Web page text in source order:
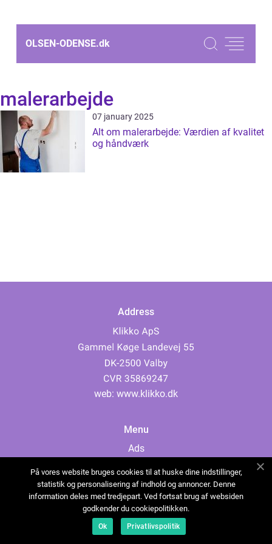
OLSEN-ODENSE.dk
malerarbejde
07 january 2025
Alt om malerarbejde: Værdien af kvalitet
og håndværk
Address
web: www.klikko.dk
Menu
Ads
Cookies
Contact
Sitemap
På vores website bruges cookies til at huske dine indstillinger,
statistik og personalisering af indhold og annoncer. Denne
information deles med tredjepart. Ved fortsat brug af websiden
godkender du cookiepolitikken.
Ok Privatlivspolitik